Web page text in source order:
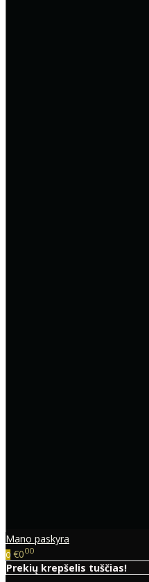
Mano paskyra
0 €000
Prekių krepšelis tuščias!